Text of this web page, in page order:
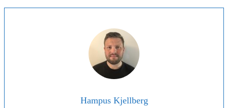
Hampus Kjellberg